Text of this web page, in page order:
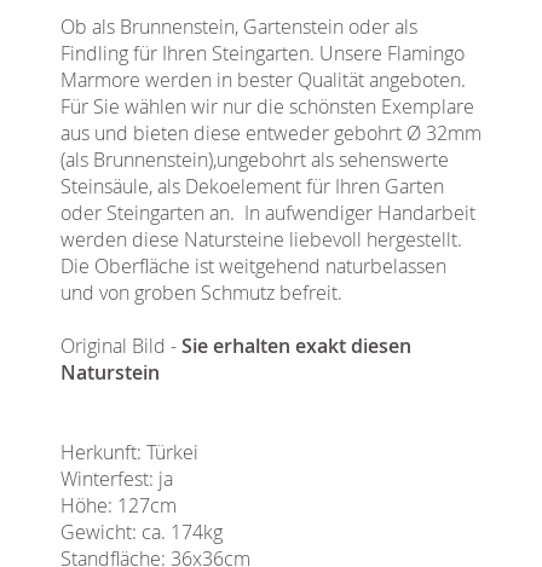
Ob als Brunnenstein, Gartenstein oder als
Findling für Ihren Steingarten. Unsere Flamingo
Marmore werden in bester Qualität angeboten.
Für Sie wählen wir nur die schönsten Exemplare
aus und bieten diese entweder gebohrt Ø 32mm
(als Brunnenstein),ungebohrt als sehenswerte
Steinsäule, als Dekoelement für Ihren Garten
oder Steingarten an. In aufwendiger Handarbeit
werden diese Natursteine liebevoll hergestellt.
Die Oberfläche ist weitgehend naturbelassen
und von groben Schmutz befreit.
Original Bild -Sie erhalten exakt diesen
Naturstein
Herkunft: Türkei
Winterfest: ja
Höhe: 127cm
Gewicht: ca. 174kg
Standfläche: 36x36cm